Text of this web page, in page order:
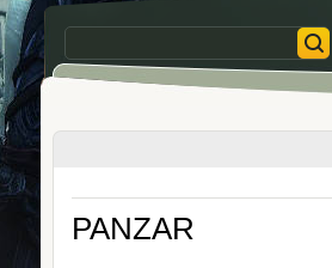
PANZAR